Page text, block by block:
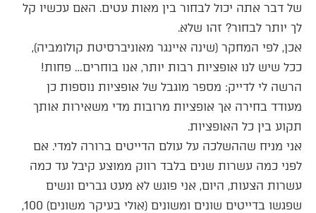
של דבר אתה יכול לבחור בין מאות עטים. האם עכשיו קל
לך יותר לבחור? זהו שלא.
אכן, לפי המחקר (שינה איינגר מאוניברסיטת קולומביה),
ככל שיש לנו אופציות רבות יותר, אנו בוחרים… פחות!
הרשה לי לדייק: מספר מוגבל של אופציות נוספות כן
מעודד בחירה אך אופציות מרובות מדי משאירות אותך
תקוע בין כל האופציות.
אני מניח שההשלכה על עולם הדייטים ברורה למדי. אם
לפני כמה עשרות שנים בלבד רווק ממוצע קיבל עד כמה
עשרות הצעות, היום, אני פוגש לא מעט גברים ונשים
שפגשו בדייטים שונים ומשונים (אולי בעיקר משונים) 100,